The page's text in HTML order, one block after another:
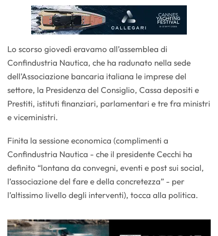
Lo scorso giovedì eravamo all’assemblea di
Confindustria Nautica, che ha radunato nella sede
dell’Associazione bancaria italiana le imprese del
settore, la Presidenza del Consiglio, Cassa depositi e
Prestiti, istituti finanziari, parlamentari e tre fra ministri
e viceministri.
Finita la sessione economica (complimenti a
Confindustria Nautica - che il presidente Cecchi ha
definito “lontana da convegni, eventi e post sui social,
l’associazione del fare e della concretezza” - per
l’altissimo livello degli interventi), tocca alla politica.